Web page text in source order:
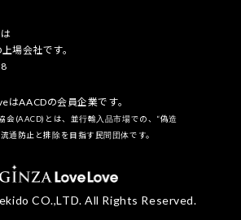
場会社です。
はAACDの会員企業です。
会(AACD)とは、並行輸入品市場での、“偽造
通防止と排除を目指す民間団体です。
CO.,LTD. All Rights Reserved.